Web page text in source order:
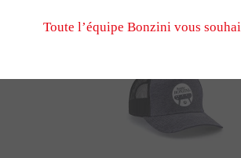
Toute l’équipe Bonzini vous